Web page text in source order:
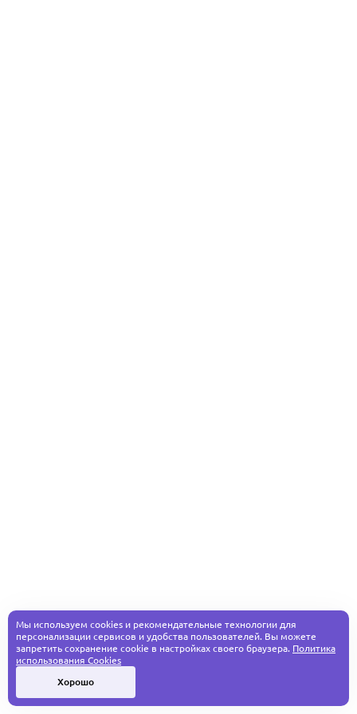
Мы используем cookies и рекомендательные технологии для
персонализации сервисов и удобства пользователей. Вы можете
запретить сохранение cookie в настройках своего браузера. Политика
использования Cookies
Хорошо